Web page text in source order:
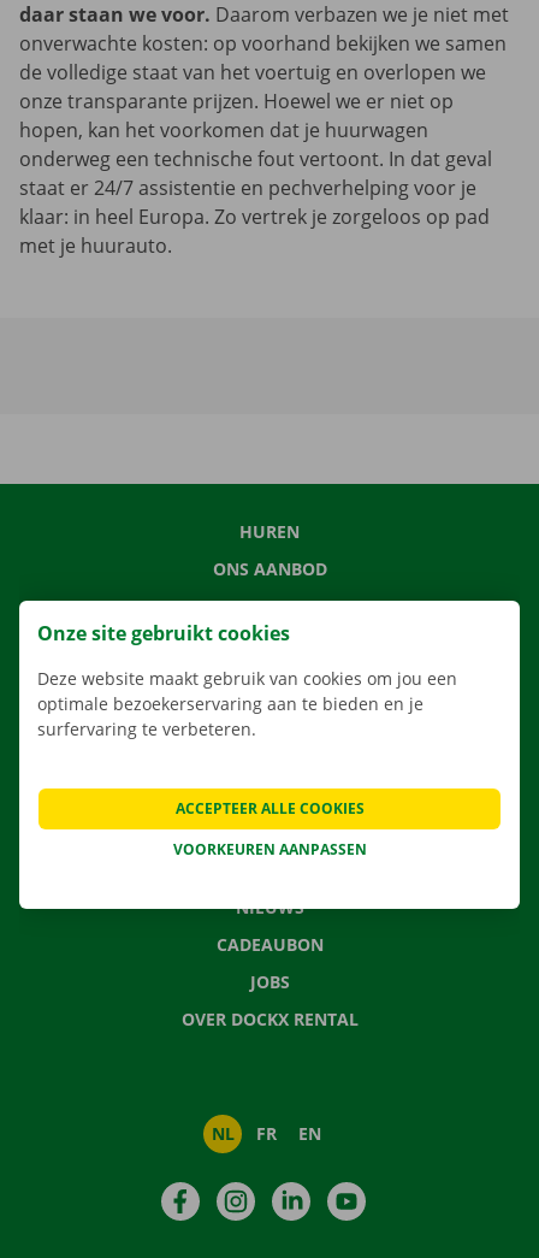
daar staan we voor. Daarom verbazen we je niet met
onverwachte kosten: op voorhand bekijken we samen
de volledige staat van het voertuig en overlopen we
onze transparante prijzen. Hoewel we er niet op
hopen, kan het voorkomen dat je huurwagen
onderweg een technische fout vertoont. In dat geval
staat er 24/7 assistentie en pechverhelping voor je
klaar: in heel Europa. Zo vertrek je zorgeloos op pad
met je huurauto.
HUREN
ONS AANBOD
ONZE DIENSTEN
LOCATIES
APP
VERHUISOPLOSSINGEN
CONTACTEER ONS
NIEUWS
CADEAUBON
JOBS
OVER DOCKX RENTAL
NL FR EN
FacebookInstagramLinkedIn
Onze site gebruikt cookies
Deze website maakt gebruik van cookies om jou een
optimale bezoekerservaring aan te bieden en je
surfervaring te verbeteren.
VOORKEUREN AANPASSEN
ACCEPTEER ALLE COOKIES